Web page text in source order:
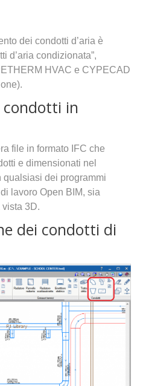
dei condotti d’aria è
d’aria condizionata”,
HVAC e CYPECAD
condotti in
file in formato IFC che
e dimensionati nel
qualsiasi dei programmi
lavoro Open BIM, sia
3D.
dei condotti di